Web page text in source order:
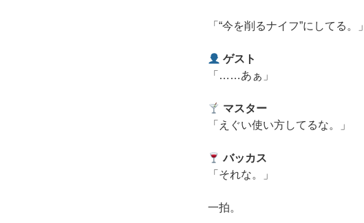
「“今を削るナイフ”にしてる。」
ゲスト
「……あぁ」
マスター
「えぐい使い方してるな。」
バッカス
「それな。」
一拍。